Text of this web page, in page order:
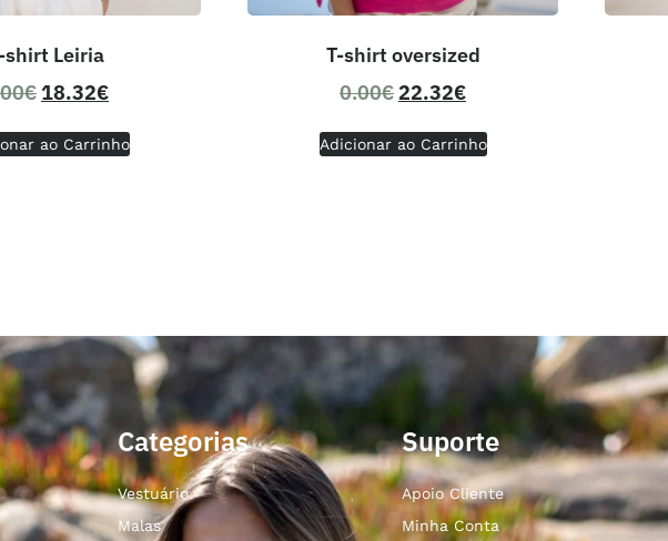
shirt Leiria
€ 18.32€
ao Carrinho
T-shirt oversized
0.00€ 22.32€
Adicionar ao Carrinho
Categorias
Vestuário
Malas
Suporte
Apoio Cliente
Minha Conta